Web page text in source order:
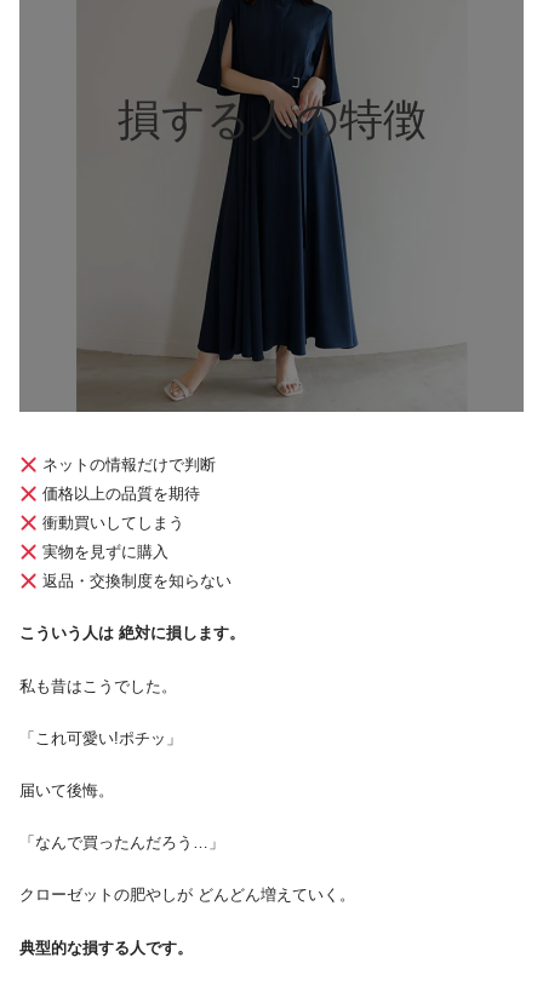
損する人の特徴
ネットの情報だけで判断
価格以上の品質を期待
衝動買いしてしまう
実物を見ずに購入
返品・交換制度を知らない
こういう人は 絶対に損します。
私も昔はこうでした。
「これ可愛い!ポチッ」
届いて後悔。
「なんで買ったんだろう…」
クローゼットの肥やしが どんどん増えていく。
典型的な損する人です。